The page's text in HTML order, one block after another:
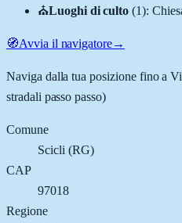
⛪Luoghi di culto (1):
🧭Avvia il navigatore→
Naviga dalla tua posizione fino a
stradali passo passo)
Comune
Scicli (RG)
CAP
97018
Regione